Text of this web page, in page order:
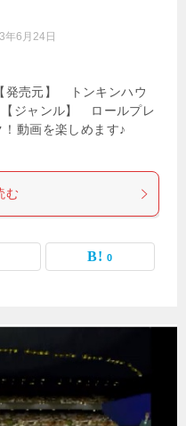
年6月24日
発売元】 トンキンハウ
ジャンル】 ロールプレ
動画を楽しめます♪
む
0